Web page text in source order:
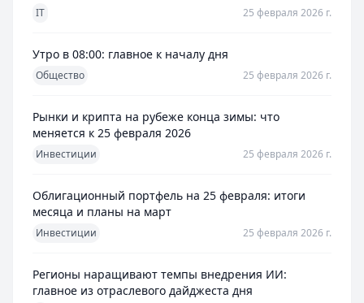
IT 25 февраля 2026 г.
Утро в 08:00: главное к началу дня
Общество 25 февраля 2026 г.
Рынки и крипта на рубеже конца зимы: что
меняется к 25 февраля 2026
Инвестиции 25 февраля 2026 г.
Облигационный портфель на 25 февраля: итоги
месяца и планы на март
Инвестиции 25 февраля 2026 г.
Регионы наращивают темпы внедрения ИИ:
главное из отраслевого дайджеста дня